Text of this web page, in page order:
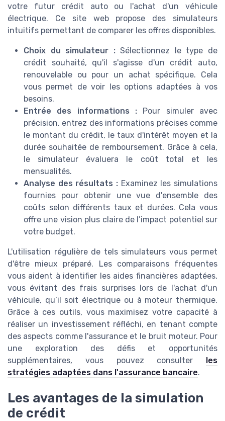
votre futur crédit auto ou l'achat d'un véhicule
électrique. Ce site web propose des simulateurs
intuitifs permettant de comparer les offres disponibles.
Choix du simulateur :Sélectionnez le type de
crédit souhaité, qu'il s'agisse d'un crédit auto,
renouvelable ou pour un achat spécifique. Cela
vous permet de voir les options adaptées à vos
besoins.
Entrée des informations : Pour simuler avec
précision, entrez des informations précises comme
le montant du crédit, le taux d'intérêt moyen et la
durée souhaitée de remboursement. Grâce à cela,
le simulateur évaluera le coût total et les
mensualités.
Analyse des résultats : Examinez les simulations
fournies pour obtenir une vue d'ensemble des
coûts selon différents taux et durées. Cela vous
offre une vision plus claire de l’impact potentiel sur
votre budget.
L'utilisation régulière de tels simulateurs vous permet
d'être mieux préparé. Les comparaisons fréquentes
vous aident à identifier les aides financières adaptées,
vous évitant des frais surprises lors de l'achat d'un
véhicule, qu’il soit électrique ou à moteur thermique.
Grâce à ces outils, vous maximisez votre capacité à
réaliser un investissement réfléchi, en tenant compte
des aspects comme l'assurance et le bruit moteur. Pour
une exploration des défis et opportunités
supplémentaires, vous pouvez consulter
les
stratégies adaptées dans l'assurance bancaire.
Les avantages de la simulation
de crédit